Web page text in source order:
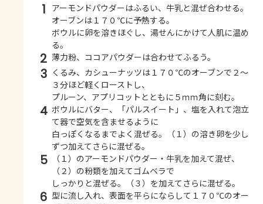
1 アーモンドパウダーはふるい、牛乳と混ぜ合わせる。
オーブンは１７０℃に予熱する。
ボウルに卵を溶きほぐし、湯せんにかけて人肌に温め
る。
2 薄力粉、ココアパウダーは合わせてふるう。
3 くるみ、カシューナッツは１７０℃のオーブンで２～
３分ほど軽くローストし、
プルーン、アプリコットとともに５ｍｍ角に刻む。
4 ボウルにバター、「パルスイート」、塩を入れて泡立
て器で空気を含ませるように
白っぽくなるまでよく混ぜる。（１）の溶き卵を少し
ずつ加えてさらに混ぜる。
5
（１）のアーモンドパウダー・牛乳を加えて混ぜ、
（２）の粉類を加えてゴムベラで
しっかりと混ぜる。（３）を加えてさらに混ぜる。
6 型に流し入れ、表面を平らにならして１７０℃のオー